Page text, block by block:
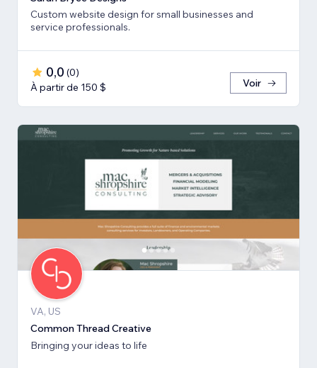
Custom website design for small businesses and
service professionals.
0,0 (0)
À partir de 150 $
Voir
VA, US
Common Thread Creative
Bringing your ideas to life